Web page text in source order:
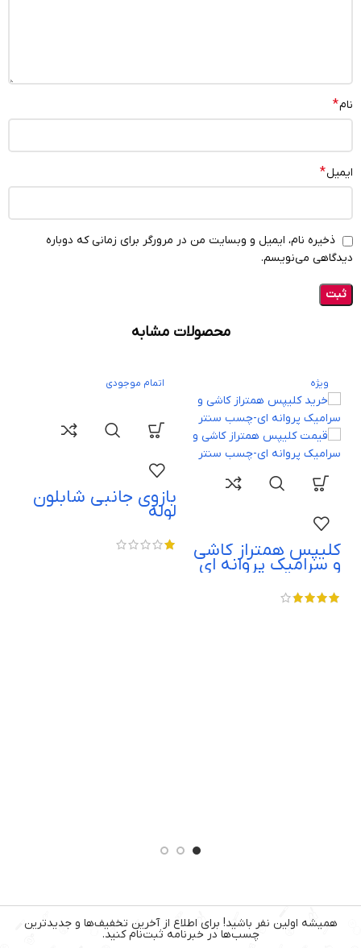
نام*
ایمیل*
ذخیره نام، ایمیل و وبسایت من در مرورگر برای زمانی که دوباره
دیدگاهی می‌نویسم.
محصولات مشابه
ویژه
کلیپس همتراز کاشی
و سرامیک پروانه ای
اتمام موجودی
بازوی جانبی شابلون
لوله
همیشه اولین نفر باشید! برای اطلاع از آخرین تخفیف‌ها و جدیدترین
چسب‌ها در خبرنامه ثبت‌نام کنید.